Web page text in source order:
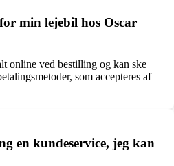
min lejebil hos Oscar
online ved bestilling og kan ske
som accepteres af
en kundeservice, jeg kan